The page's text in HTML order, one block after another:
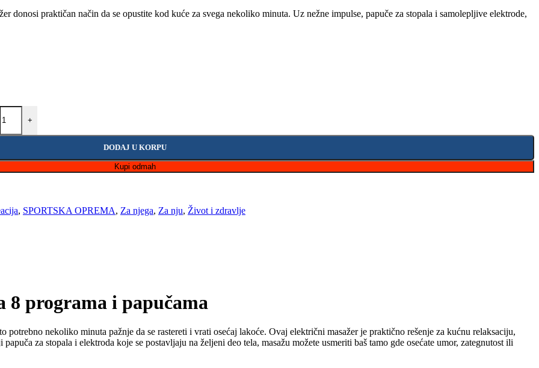
donosi praktičan način da se opustite kod kuće za svega nekoliko minuta. Uz nežne impulse, papuče za stopala i samolepljive elektrode,
+
DODAJ U KORPU
Kupi odmah
, SPORTSKA OPREMA, Za njega, Za nju, Život i zdravlje
8 programa i papučama
potrebno nekoliko minuta pažnje da se rastereti i vrati osećaj lakoće. Ovaj električni masažer je praktično rešenje za kućnu relaksaciju,
za stopala i elektroda koje se postavljaju na željeni deo tela, masažu možete usmeriti baš tamo gde osećate umor, zategnutost ili